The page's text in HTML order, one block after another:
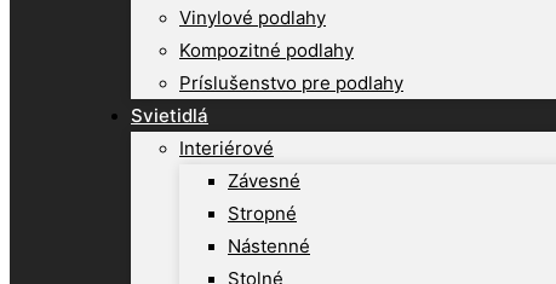
Vinylové podlahy
Kompozitné podlahy
Príslušenstvo pre podlahy
Svietidlá
Interiérové
Závesné
Stropné
Nástenné
Stolné